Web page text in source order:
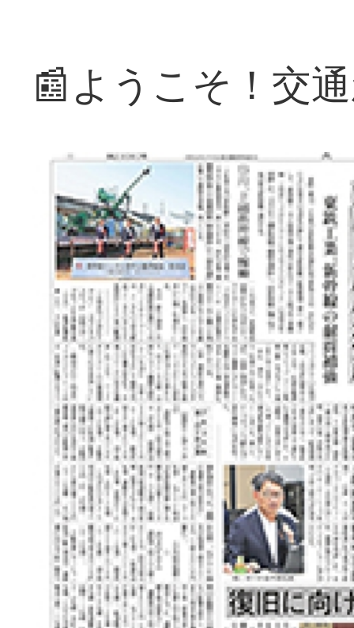
📰ようこそ！交